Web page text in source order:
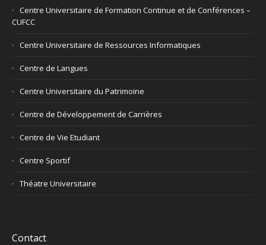
Centre Universitaire de Formation Continue et de Conférences –
CUFCC
Centre Universitaire de Ressources Informatiques
Centre de Langues
Centre Universitaire du Patrimoine
Centre de Développement de Carrières
Centre de Vie Etudiant
Centre Sportif
Théatre Universitaire
Contact